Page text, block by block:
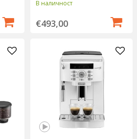
В наличност
€493,00